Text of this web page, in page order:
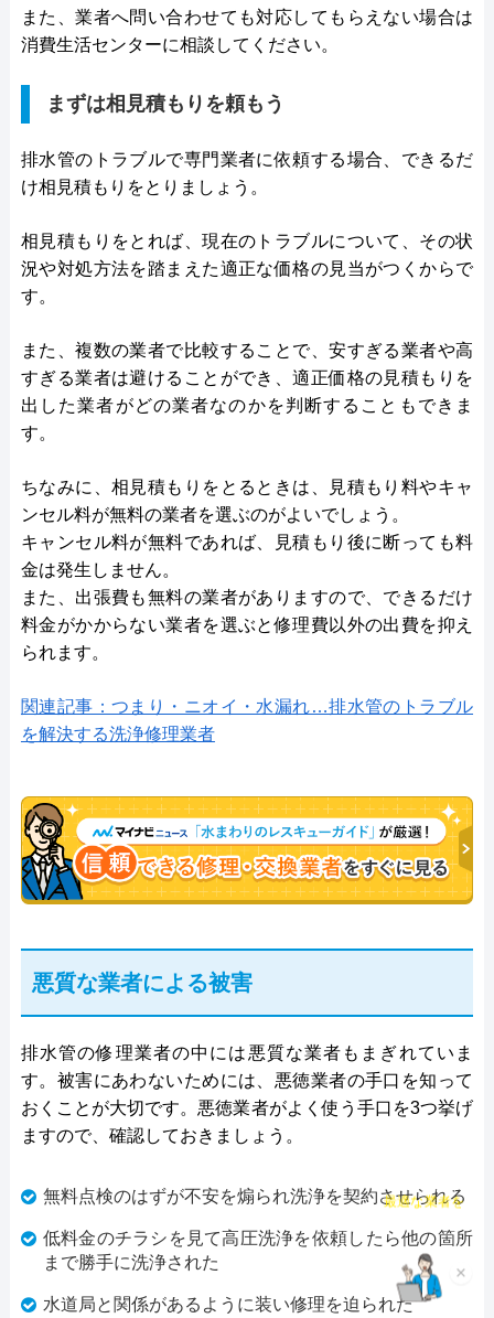
また、業者へ問い合わせても対応してもらえない場合は
消費生活センターに相談してください。
まずは相見積もりを頼もう
排水管のトラブルで専門業者に依頼する場合、できるだ
け相見積もりをとりましょう。
相見積もりをとれば、現在のトラブルについて、その状
況や対処方法を踏まえた適正な価格の見当がつくからで
す。
また、複数の業者で比較することで、安すぎる業者や高
すぎる業者は避けることができ、適正価格の見積もりを
出した業者がどの業者なのかを判断することもできま
す。
ちなみに、相見積もりをとるときは、見積もり料やキャ
ンセル料が無料の業者を選ぶのがよいでしょう。
キャンセル料が無料であれば、見積もり後に断っても料
金は発生しません。
また、出張費も無料の業者がありますので、できるだけ
料金がかからない業者を選ぶと修理費以外の出費を抑え
られます。
関連記事：つまり・ニオイ・水漏れ…排水管のトラブル
を解決する洗浄修理業者
悪質な業者による被害
排水管の修理業者の中には悪質な業者もまぎれていま
す。被害にあわないためには、悪徳業者の手口を知って
おくことが大切です。悪徳業者がよく使う手口を3つ挙げ
ますので、確認しておきましょう。
無料点検のはずが不安を煽られ洗浄を契約させられる
低料金のチラシを見て高圧洗浄を依頼したら他の箇所
まで勝手に洗浄された
水道局と関係があるように装い修理を迫られた
×
チャット診断で
最適な業者を